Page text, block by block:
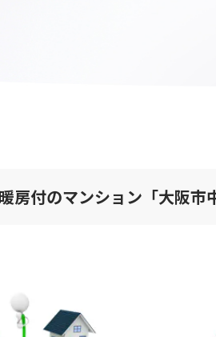
房付のマンション「大阪市